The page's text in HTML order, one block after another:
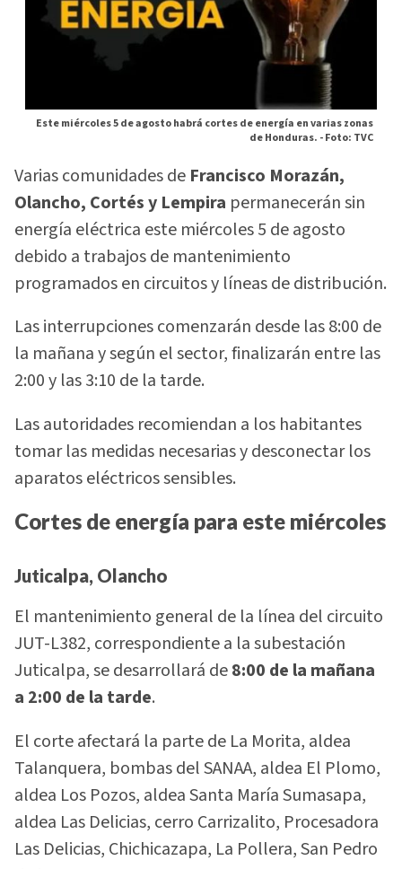
Este miércoles 5 de agosto habrá cortes de energía en varias zonas
de Honduras. -Foto: TVC
Varias comunidades de Francisco Morazán,
Olancho, Cortés y Lempira permanecerán sin
energía eléctrica este miércoles 5 de agosto
debido a trabajos de mantenimiento
programados en circuitos y líneas de distribución.
Las interrupciones comenzarán desde las 8:00 de
la mañana y según el sector, finalizarán entre las
2:00 y las 3:10 de la tarde.
Las autoridades recomiendan a los habitantes
tomar las medidas necesarias y desconectar los
aparatos eléctricos sensibles.
Cortes de energía para este miércoles
Juticalpa, Olancho
El mantenimiento general de la línea del circuito
JUT-L382, correspondiente a la subestación
Juticalpa, se desarrollará de8:00 de la mañana
a 2:00 de la tarde.
El corte afectará la parte de La Morita, aldea
Talanquera, bombas del SANAA, aldea El Plomo,
aldea Los Pozos, aldea Santa María Sumasapa,
aldea Las Delicias, cerro Carrizalito, Procesadora
Las Delicias, Chichicazapa, La Pollera, San Pedro